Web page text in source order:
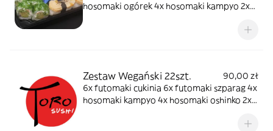
hosomaki ogórek 4x hosomaki kampyo 2x
Zestaw Wegański 22szt.
90,00 zł
6x futomaki cukinia 6x futomaki szparag 4x
hosomaki kampyo 4x hosomaki oshinko 2x